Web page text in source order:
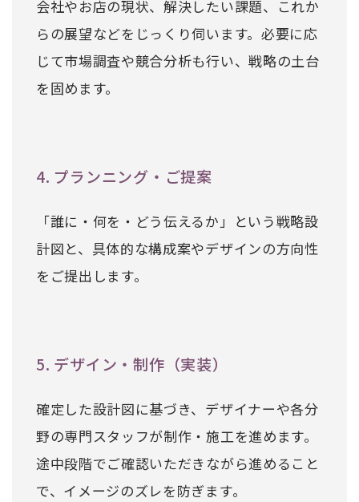
会社やお店の現状、解決したい課題、これか
らの展望などをじっくり伺います。必要に応
じて市場調査や競合分析も行い、戦略の土台
を固めます。
4. プランニング・ご提案
「誰に・何を・どう伝えるか」という戦略設
計図と、具体的な構成案やデザインの方向性
をご提出します。
5. デザイン・制作（実装）
確定した設計図に基づき、デザイナーや各分
野の専門スタッフが制作・施工を進めます。
途中段階でご確認いただきながら進めること
で、イメージのズレを防ぎます。